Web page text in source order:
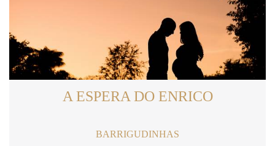
A ESPERA DO ENRICO
BARRIGUDINHAS